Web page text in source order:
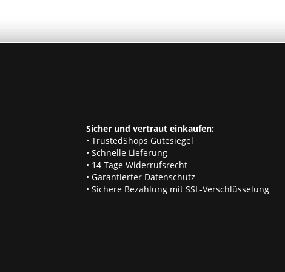
Sicher und vertraut einkaufen:
• TrustedShops Gütesiegel
• Schnelle Lieferung
• 14 Tage Widerrufsrecht
• Garantierter Datenschutz
• Sichere Bezahlung mit SSL-Verschlüsselung